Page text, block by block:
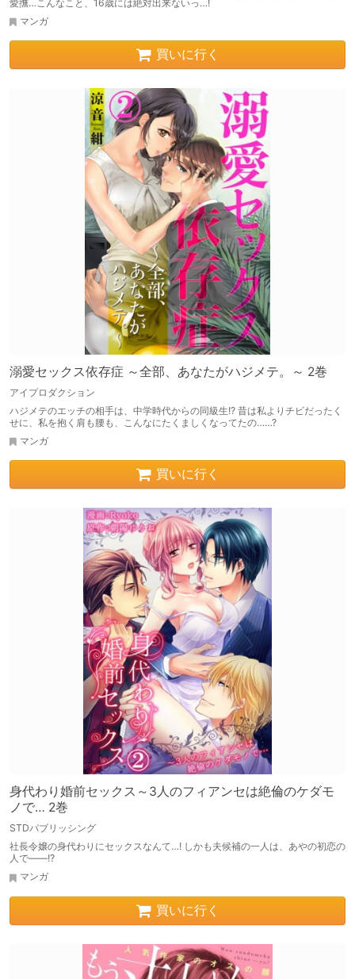
愛撫…こんなこと、16歳には絶対出来ないっ…!
マンガ
買いに行く
溺愛セックス依存症 ～全部、あなたがハジメテ。～ 2巻
アイプロダクション
ハジメテのエッチの相手は、中学時代からの同級生!? 昔は私よりチビだったく
せに、私を抱く肩も腰も、こんなにたくましくなってたの……?
マンガ
買いに行く
身代わり婚前セックス～3人のフィアンセは絶倫のケダモ
ノで… 2巻
STDパブリッシング
社長令嬢の身代わりにセックスなんて…! しかも夫候補の一人は、あやの初恋の
人で――!?
マンガ
買いに行く